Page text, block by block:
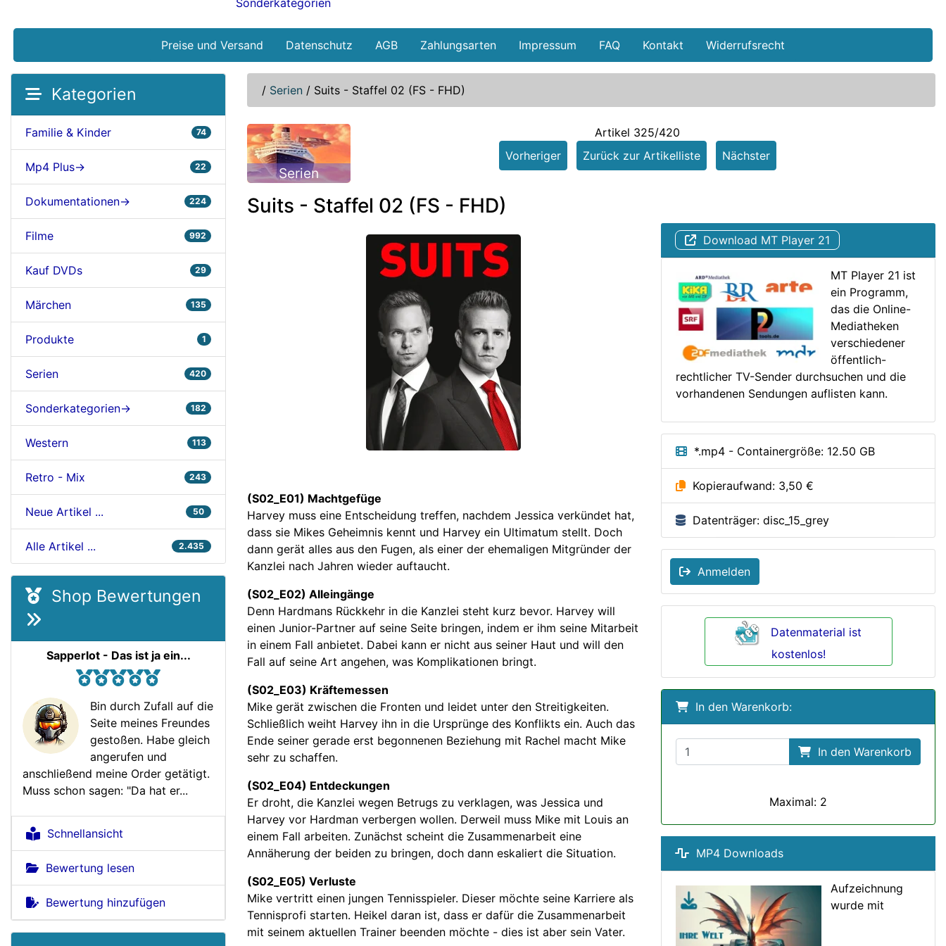
Sonderkategorien
Preise und Versand Datenschutz AGB Zahlungsarten Impressum FAQ Kontakt Widerrufsrecht
Kategorien
Familie & Kinder 74
Mp4 Plus-> 22
Dokumentationen-> 224
Filme 992
Kauf DVDs 29
Märchen 135
Produkte 1
Serien 420
Sonderkategorien-> 182
Western 113
Retro - Mix 243
Neue Artikel ... 50
Alle Artikel ... 2.435
Shop Bewertungen
Sapperlot - Das ist ja ein...
Bin durch Zufall auf die
Seite meines Freundes
gestoßen. Habe gleich
angerufen und
anschließend meine Order getätigt.
Muss schon sagen: "Da hat er...
Schnellansicht
Bewertung lesen
Bewertung hinzufügen
/ Serien / Suits - Staffel 02 (FS - FHD)
Serien
Artikel 325/420
Vorheriger
Zurück zur Artikelliste Nächster
Suits - Staffel 02 (FS - FHD)
(S02_E01) Machtgefüge
Harvey muss eine Entscheidung treffen, nachdem Jessica verkündet hat,
dass sie Mikes Geheimnis kennt und Harvey ein Ultimatum stellt. Doch
dann gerät alles aus den Fugen, als einer der ehemaligen Mitgründer der
Kanzlei nach Jahren wieder auftaucht.
(S02_E02) Alleingänge
Denn Hardmans Rückkehr in die Kanzlei steht kurz bevor. Harvey will
einen Junior-Partner auf seine Seite bringen, indem er ihm seine Mitarbeit
in einem Fall anbietet. Dabei kann er nicht aus seiner Haut und will den
Fall auf seine Art angehen, was Komplikationen bringt.
(S02_E03) Kräftemessen
Mike gerät zwischen die Fronten und leidet unter den Streitigkeiten.
Schließlich weiht Harvey ihn in die Ursprünge des Konflikts ein. Auch das
Ende seiner gerade erst begonnenen Beziehung mit Rachel macht Mike
sehr zu schaffen.
(S02_E04) Entdeckungen
Er droht, die Kanzlei wegen Betrugs zu verklagen, was Jessica und
Harvey vor Hardman verbergen wollen. Derweil muss Mike mit Louis an
einem Fall arbeiten. Zunächst scheint die Zusammenarbeit eine
Annäherung der beiden zu bringen, doch dann eskaliert die Situation.
(S02_E05) Verluste
Mike vertritt einen jungen Tennisspieler. Dieser möchte seine Karriere als
Tennisprofi starten. Heikel daran ist, dass er dafür die Zusammenarbeit
mit seinem aktuellen Trainer beenden möchte - dies ist aber sein Vater.
Download MT Player 21
MT Player 21 ist
ein Programm,
das die Online-
Mediatheken
verschiedener
öffentlich-
rechtlicher TV-Sender durchsuchen und die
vorhandenen Sendungen auflisten kann.
*.mp4 - Containergröße: 12.50 GB
Kopieraufwand: 3,50 €
Datenträger: disc_15_grey
Anmelden
Datenmaterial ist
kostenlos!
In den Warenkorb:
In den Warenkorb
Maximal: 2
MP4 Downloads
Aufzeichnung
wurde mit